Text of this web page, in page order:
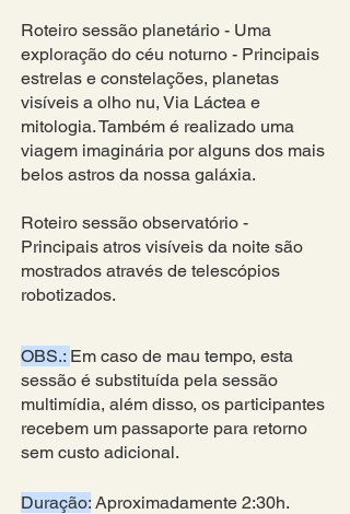
Roteiro sessão planetário - Uma
exploração do céu noturno - Principais
estrelas e constelações, planetas
visíveis a olho nu, Via Láctea e
mitologia. Também é realizado uma
viagem imaginária por alguns dos mais
belos astros da nossa galáxia.
Roteiro sessão observatório -
Principais atros visíveis da noite são
mostrados através de telescópios
robotizados.
OBS.: Em caso de mau tempo, esta
sessão é substituída pela sessão
multimídia, além disso, os participantes
recebem um passaporte para retorno
sem custo adicional.
Duração: Aproximadamente 2:30h.